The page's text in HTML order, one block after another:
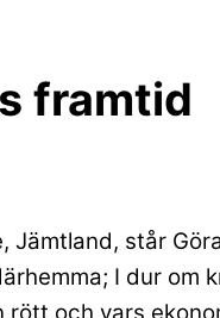
framtid
Jämtland, står
I dur om
rött och vars